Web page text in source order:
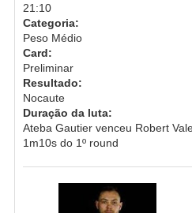
21:10
Categoria:
Peso Médio
Card:
Preliminar
Resultado:
Nocaute
Duração da luta:
Ateba Gautier venceu Robert
1m10s do 1º round